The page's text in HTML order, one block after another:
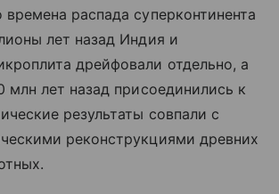
распада суперконтинента
лет назад Индия и
дрейфовали отдельно, а
млн лет назад присоединились к
результаты совпали с
реконструкциями древних